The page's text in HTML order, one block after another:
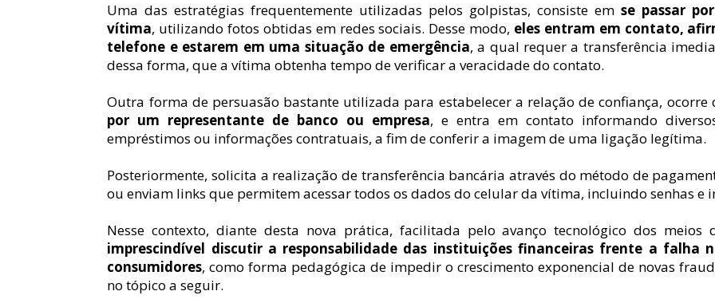
Uma das estratégias frequentemente utilizadas pelos golpistas, consiste em se passar
vítima, utilizando fotos obtidas em redes sociais. Desse modo, eles entram em contato,
telefone e estarem em uma situação de emergência, a qual requer a transferência
dessa forma, que a vítima obtenha tempo de verificar a veracidade do contato.
Outra forma de persuasão bastante utilizada para estabelecer a relação de confiança,
por um representante de banco ou empresa, e entra em contato informando
empréstimos ou informações contratuais, a fim de conferir a imagem de uma ligação legítima.
Posteriormente, solicita a realização de transferência bancária através do método de
ou enviam links que permitem acessar todos os dados do celular da vítima, incluindo senhas e
Nesse contexto, diante desta nova prática, facilitada pelo avanço tecnológico dos meios
imprescindível discutir a responsabilidade das instituições financeiras frente a falha
consumidores, como forma pedagógica de impedir o crescimento exponencial de novas
no tópico a seguir.